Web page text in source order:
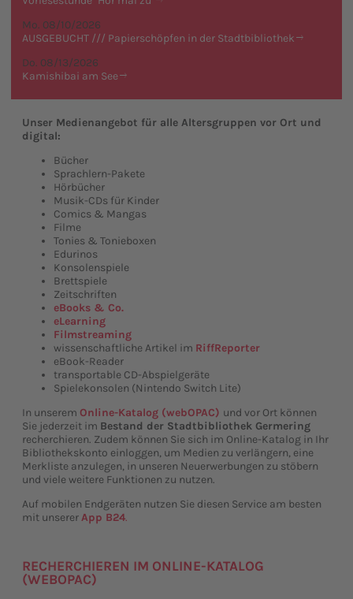
Mo. 08/10/2026
AUSGEBUCHT /// Papierschöpfen in der Stadtbibliothek
Do. 08/13/2026
Kamishibai am See
Unser Medienangebot für alle Altersgruppen vor Ort und
digital:
Bücher
Sprachlern-Pakete
Hörbücher
Musik-CDs für Kinder
Comics & Mangas
Filme
Tonies & Tonieboxen
Edurinos
Konsolenspiele
Brettspiele
Zeitschriften
eBooks & Co.
eLearning
Filmstreaming
wissenschaftliche Artikel im RiffReporter
eBook-Reader
transportable CD-Abspielgeräte
Spielekonsolen (Nintendo Switch Lite)
In unserem Online-Katalog (webOPAC) und vor Ort können
Sie jederzeit im Bestand der Stadtbibliothek Germering
recherchieren. Zudem können Sie sich im Online-Katalog in Ihr
Bibliothekskonto einloggen, um Medien zu verlängern, eine
Merkliste anzulegen, in unseren Neuerwerbungen zu stöbern
und viele weitere Funktionen zu nutzen.
Auf mobilen Endgeräten nutzen Sie diesen Service am besten
mit unsererApp B24.
RECHERCHIEREN IM ONLINE-KATALOG
(WEBOPAC)